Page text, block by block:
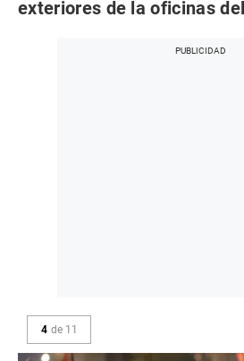
exteriores de la oficinas
4 de 11